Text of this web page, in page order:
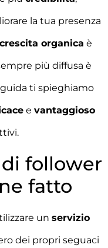
la tua presenza
crescita organica è
più diffusa è
ti spieghiamo
e vantaggioso
di follower
fatto
un servizio
dei propri seguaci